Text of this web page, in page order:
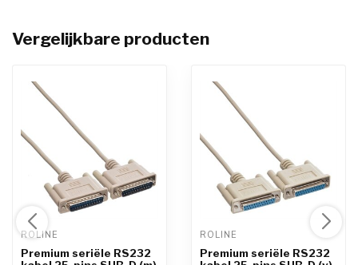
Vergelijkbare producten
ROLINE
Premium seriële RS232
ROLINE
Premium seriële RS232